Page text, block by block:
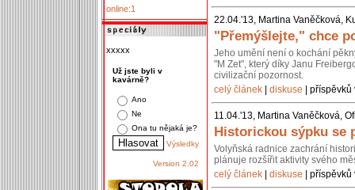
online:1
xxxxx
Už jste byli v
kavárně?
Ano
Ne
Ona tu nějaká je?
Výsledky
Version 2.02
22.04.'13, Martina Vaněčková,
"Přemýšlejte," chce
Jeho umění není o kochání
"M Zet", který díky Janu
civilizační pozornost.
celý článek
diskuse |
11.04.'13, Martina Vaněčková,
Historickou sýpku se
Volyňská radnice zachrání
plánuje rozšířit aktivity svého
celý článek
diskuse |